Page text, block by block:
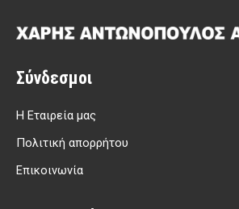
Σύνδεσμοι
Η Εταιρεία μας
Πολιτική απορρήτου
Επικοινωνία